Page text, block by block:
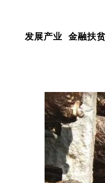
发展产业 金融扶